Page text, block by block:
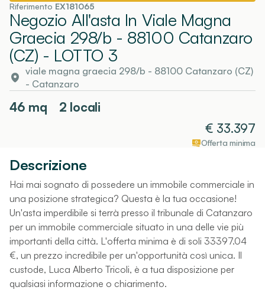
Riferimento EX181065
Negozio All'asta In Viale Magna
Graecia 298/b - 88100 Catanzaro
(CZ) - LOTTO 3
viale magna graecia 298/b - 88100 Catanzaro (CZ)
- Catanzaro
46 mq
2 locali
€ 33.397
Offerta minima
Descrizione
Hai mai sognato di possedere un immobile commerciale in
una posizione strategica? Questa è la tua occasione!
Un'asta imperdibile si terrà presso il tribunale di Catanzaro
per un immobile commerciale situato in una delle vie più
importanti della città. L'offerta minima è di soli 33397.04
€, un prezzo incredibile per un'opportunità così unica. Il
custode, Luca Alberto Tricoli, è a tua disposizione per
qualsiasi informazione o chiarimento.